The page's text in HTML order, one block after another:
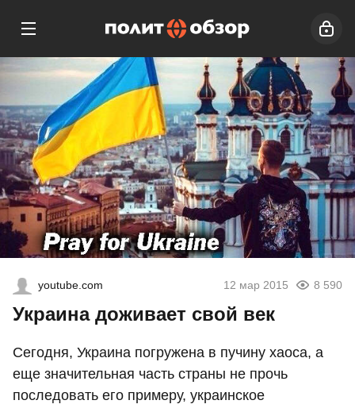
youtube.com 12 мар 2015 8 590
Украина доживает свой век
Сегодня, Украина погружена в пучину хаоса, а
еще значительная часть страны не прочь
последовать его примеру, украинское